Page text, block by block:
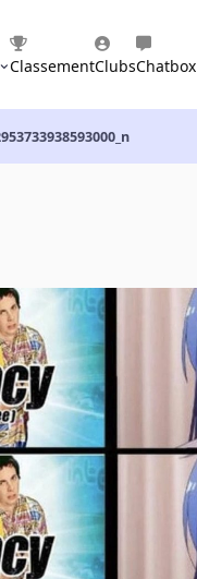
ClassementClubsChatbox